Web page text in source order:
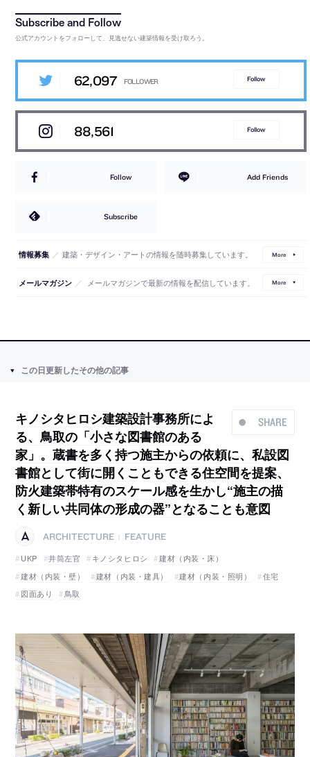
公式アカウントをフォローして、見逃せない建築情報を受け取ろう。
62,097 Follow
88,561 Follow
Follow Add Friends
Subscribe
情報募集 ／ 建築・デザイン・アートの情報を随時募集しています。 More
メールマガジン ／ メールマガジンで最新の情報を配信しています。 More
この日更新したその他の記事
SHARE
キノシタヒロシ建築設計事務所によ
る、鳥取の「小さな図書館のある
家」。蔵書を多く持つ施主からの依頼に、私設図
書館として街に開くこともできる住空間を提案、
防火建築帯特有のスケール感を生かし“施主の描
く新しい共同体の形成の器”となることも意図
ARCHITECTURE
FEATURE
UKP
井筒左官 キノシタヒロシ
建材（内装・床）
建材（内装・壁）
建材（内装・建具） 建材（内装・照明）
住宅
図面あり
鳥取